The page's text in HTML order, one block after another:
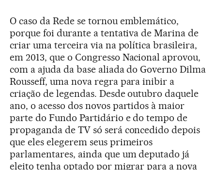
O caso da Rede se tornou emblemático,
porque foi durante a tentativa de Marina de
criar uma terceira via na política brasileira,
em 2013, que o Congresso Nacional aprovou,
com a ajuda da base aliada do Governo Dilma
Rousseff, uma nova regra para inibir a
criação de legendas. Desde outubro daquele
ano, o acesso dos novos partidos à maior
parte do Fundo Partidário e do tempo de
propaganda de TV só será concedido depois
que eles elegerem seus primeiros
parlamentares, ainda que um deputado já
eleito tenha optado por migrar para a nova